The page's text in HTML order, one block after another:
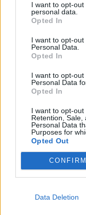
I want to opt-
personal data.
Opted In
I want to opt-
Personal Data.
Opted In
I want to opt-
Personal Data
Opted In
I want to opt-out
Retention, Sale,
Personal Data
Purposes for
Opted Out
CONFIRM
Data Deletion
Contenuto di proprietà di
cattivissima pagina
Stime: 12
Ti stimo fratello